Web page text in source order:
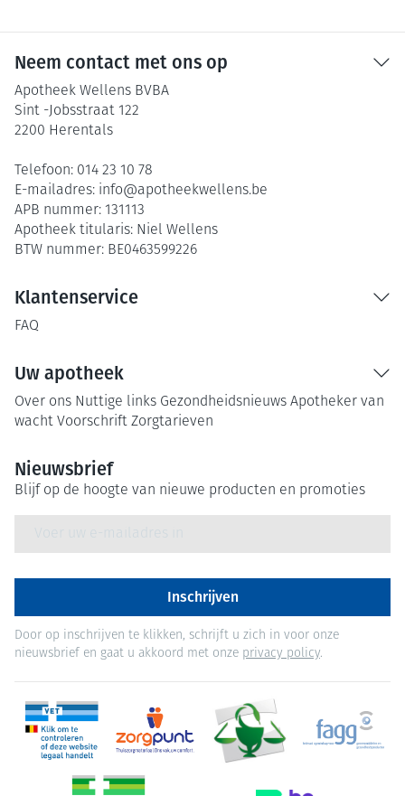
Neem contact met ons op
Apotheek Wellens BVBA
Sint -Jobsstraat 122
2200 Herentals
Telefoon: 014 23 10 78
E-mailadres: info@apotheekwellens.be
APB nummer: 131113
Apotheek titularis: Niel Wellens
BTW nummer: BE0463599226
Klantenservice
FAQ
Uw apotheek
Over ons Nuttige links Gezondheidsnieuws Apotheker van
wacht Voorschrift Zorgtarieven
Nieuwsbrief
Blijf op de hoogte van nieuwe producten en promoties
Inschrijven
Door op inschrijven te klikken, schrijft u zich in voor onze
nieuwsbrief en gaat u akkoord met onze privacy policy.